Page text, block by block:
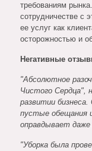
требованиям
сотрудничестве с
ее услуг как
осторожностью и
Негативные
"Абсолютное
Чистого Сердца",
развитии
пустые обещания
оправдывает
"Уборка была